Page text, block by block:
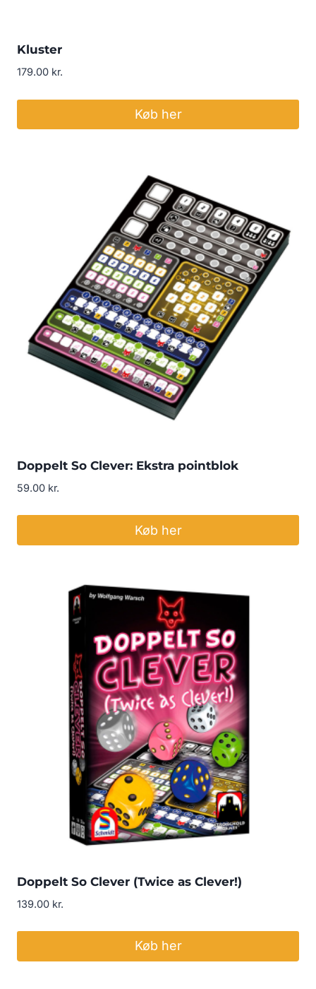
Kluster
179.00 kr.
Køb her
Doppelt So Clever: Ekstra pointblok
59.00 kr.
Køb her
Doppelt So Clever (Twice as Clever!)
139.00 kr.
Køb her